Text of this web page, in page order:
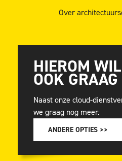
Over
HIEROM
OOK
Naast onze cloud-
we graag nog meer.
ANDERE OPTIES >>